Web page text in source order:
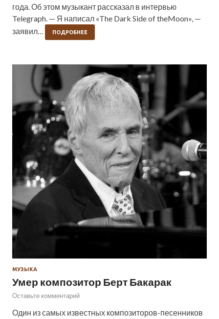
года. Об этом музыкант рассказал в интервью
Telegraph. — Я написал «The Dark Side of theMoon», —
заявил…
ПОДРОБНЕЕ
МУЗЫКА
Умер композитор Берт Бакарак
Оставьте комментарий
Один из самых известных композиторов-песенников